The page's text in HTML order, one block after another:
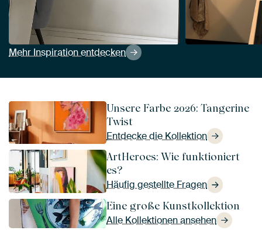
Mehr Inspiration entdecken
Unsere Farbe 2026: Tangerine
Twist
Entdecke die Kollektion
ArtHeroes: Wie funktioniert
es?
Häufig gestellte Fragen
Eine große Kunstkollektion
Alle Kollektionen ansehen